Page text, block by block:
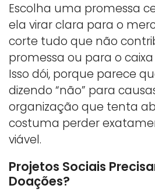
Escolha uma promessa
ela virar clara para o
corte tudo que não
promessa ou para o
Isso dói, porque parece
dizendo “não” para
organização que tenta
costuma perder
viável.
Projetos Sociais
Doações?